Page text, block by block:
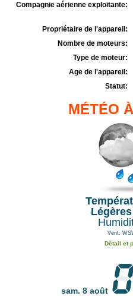
Compagnie aérienne exploitante:
Propriétaire de l'appareil:
Nombre de moteurs:
Type de moteur:
Age de l'appareil:
Statut:
MÉTÉO
Vent:
Détail et
sam. 8 août